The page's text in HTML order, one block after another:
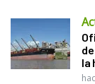
la